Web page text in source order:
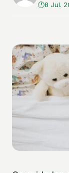
8 Jul.